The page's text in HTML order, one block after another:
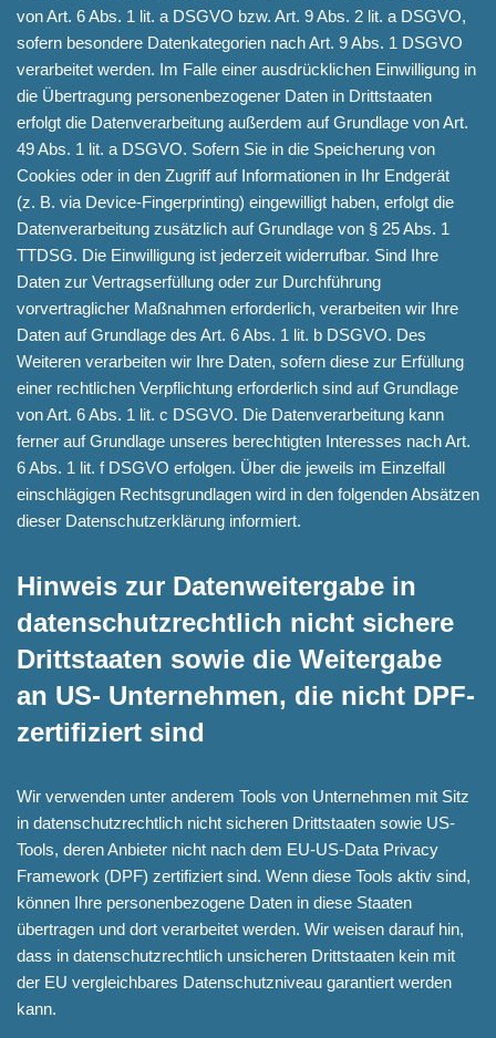
von Art. 6 Abs. 1 lit. a DSGVO bzw. Art. 9 Abs. 2 lit. a DSGVO,
sofern besondere Datenkategorien nach Art. 9 Abs. 1 DSGVO
verarbeitet werden. Im Falle einer ausdrücklichen Einwilligung in
die Übertragung personenbezogener Daten in Drittstaaten
erfolgt die Datenverarbeitung außerdem auf Grundlage von Art.
49 Abs. 1 lit. a DSGVO. Sofern Sie in die Speicherung von
Cookies oder in den Zugriff auf Informationen in Ihr Endgerät
(z. B. via Device-Fingerprinting) eingewilligt haben, erfolgt die
Datenverarbeitung zusätzlich auf Grundlage von § 25 Abs. 1
TTDSG. Die Einwilligung ist jederzeit widerrufbar. Sind Ihre
Daten zur Vertragserfüllung oder zur Durchführung
vorvertraglicher Maßnahmen erforderlich, verarbeiten wir Ihre
Daten auf Grundlage des Art. 6 Abs. 1 lit. b DSGVO. Des
Weiteren verarbeiten wir Ihre Daten, sofern diese zur Erfüllung
einer rechtlichen Verpflichtung erforderlich sind auf Grundlage
von Art. 6 Abs. 1 lit. c DSGVO. Die Datenverarbeitung kann
ferner auf Grundlage unseres berechtigten Interesses nach Art.
6 Abs. 1 lit. f DSGVO erfolgen. Über die jeweils im Einzelfall
einschlägigen Rechtsgrundlagen wird in den folgenden Absätzen
dieser Datenschutzerklärung informiert.
Hinweis zur Datenweitergabe in
datenschutzrechtlich nicht sichere
Drittstaaten sowie die Weitergabe
an US- Unternehmen, die nicht DPF-
zertifiziert sind
Wir verwenden unter anderem Tools von Unternehmen mit Sitz
in datenschutzrechtlich nicht sicheren Drittstaaten sowie US-
Tools, deren Anbieter nicht nach dem EU-US-Data Privacy
Framework (DPF) zertifiziert sind. Wenn diese Tools aktiv sind,
können Ihre personenbezogene Daten in diese Staaten
übertragen und dort verarbeitet werden. Wir weisen darauf hin,
dass in datenschutzrechtlich unsicheren Drittstaaten kein mit
der EU vergleichbares Datenschutzniveau garantiert werden
kann.